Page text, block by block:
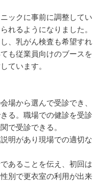
ックに事前に調整してい
れるようになりました。
、乳がん検査も希望すれ
も従業員向けのブースを
ています。
場から選んで受診でき、
る。職場での健診を受診
で受診できる。
明があり現場での適切な
あることを伝え、初回は
別で更衣室の利用が出来